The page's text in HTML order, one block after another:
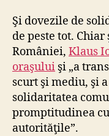
Şi dovezile de
de peste tot.
României, Klaus
oraşului şi „a
scurt şi mediu, şi
solidaritatea
promptitudinea
autorităţile”.